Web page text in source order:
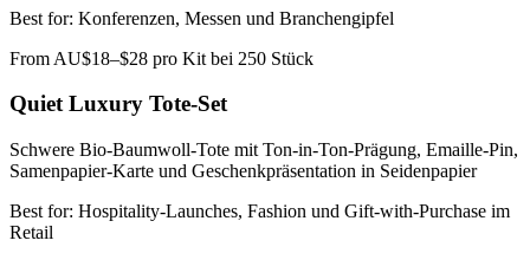
Best for: Konferenzen, Messen und Branchengipfel
From AU$18–$28 pro Kit bei 250 Stück
Quiet Luxury Tote-Set
Schwere Bio-Baumwoll-Tote mit Ton-in-Ton-Prägung, Emaille-Pin,
Samenpapier-Karte und Geschenkpräsentation in Seidenpapier
Best for: Hospitality-Launches, Fashion und Gift-with-Purchase im
Retail